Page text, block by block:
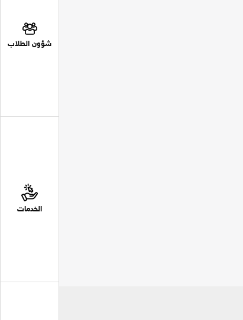
شؤون الطلاب
الخدمات